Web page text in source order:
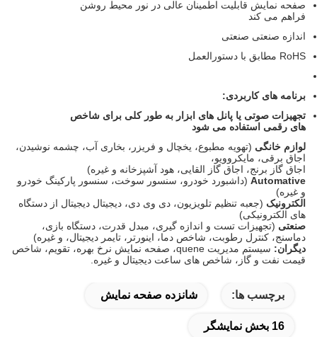
صفحه نمایش قابلیت اطمینان عالی در نور محیط روشن
فراهم می کند
اندازه صنعتی صنعتی
RoHS مطابق با دستورالعمل
برنامه های کاربردی:
تجهیزات صوتی یا پانل های ابزار به طور کلی برای شاخص
های رقمی استفاده می شود
لوازم خانگی (تهویه مطبوع، یخچال و فریزر، بخاری آب، چشمه نوشیدن،
اجاق برقی، مایکروویو،
اجاق گاز برنج، اجاق گاز القایی، هود آشپزخانه و غیره)
Automative(داشبورد خودرو، سنسور سوخت، سنسور پارکینگ خودرو
و غیره)
الکترونیک(جعبه تنظیم تلویزیون، دی وی دی، دیجیتال دیجیتال از دستگاه
های الکترونیکی)
صنعتی (تجهیزات تست و اندازه گیری، مبدل قدرت، دستگاه بازی،
دماسنج، کنترل رطوبت، شاخص دما، اینورتر، تایمر دیجیتال، و غیره)
دیگران:
سیستم مدیریت quene، صفحه نمایش نرخ بهره، تقویم، شاخص
قیمت نفت و گاز، شاخص های ساعت دیجیتال و غیره.
برچسب ها: شانزده صفحه نمایش
16 بخش نمایشگر